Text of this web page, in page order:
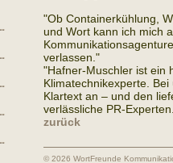
"Ob Containerkühlung,
und Wort kann ich mich
verlassen."
"Hafner-Muschler ist ein
Klimatechnikexperte.
Klartext an – und den
verlässliche PR-
zurück
© 2026 WortFreunde